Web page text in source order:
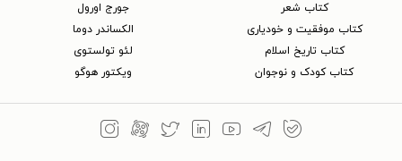
کتاب شعر
کتاب موفقیت و خودیاری
کتاب تاریخ اسلام
کتاب کودک و نوجوان
جورج اورول
الکساندر دوما
لئو تولستوی
ویکتور هوگو